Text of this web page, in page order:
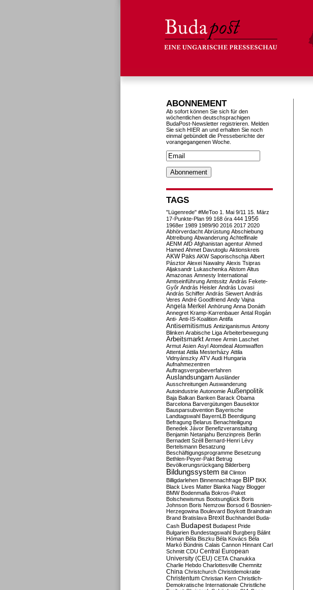
ABONNEMENT
Ab sofort können Sie sich für den
wöchentlichen deutschsprachigen
BudaPost-Newsletter registrieren. Melden
Sie sich HIER an und erhalten Sie noch
einmal gebündelt die Presseberichte der
vorangegangenen Woche.
TAGS
"Lügenrede" #MeToo 1. Mai 9/11 15. März
17-Punkte-Plan 99 168 óra 444 1956
1968er 1989 1989/90 2016 2017 2020
Abhörverdacht Abrüstung Abschiebung
Abtreibung Abwanderung Achtelfinale
AENM AfD Afghanistan agentur Ahmed
Hamed Ahmet Davutoglu Aktionskreis
AKW Paks AKW Saporischschja Albert
Pásztor Alexei Nawalny Alexis Tsipras
Aljaksandr Lukaschenka Alstom Altus
Amazonas Amnesty International
Amtseinführung Amtssitz András Fekete-
Győr András Heisler András Lovasi
András Schiffer András Siewert András
Veres André Goodfriend Andy Vajna
Angela Merkel Anhörung Anna Donáth
Annegret Kramp-Karrenbauer Antal Rogán
Anti- Anti-IS-Koalition Antifa
Antisemitismus Antiziganismus Antony
Blinken Arabische Liga Arbeiterbewegung
Arbeitsmarkt Armee Armin Laschet
Armut Asien Asyl Atomdeal Atomwaffen
Attentat Attila Mesterházy Attila
Vidnyánszky ATV Audi Hungaria
Aufnahmezentren
Auftragsvergabeverfahren
Auslandsungarn Ausländer
Ausschreitungen Auswanderung
Autoindustrie Autonomie Außenpolitik
Baja Balkan Banken Barack Obama
Barcelona Barvergütungen Bausektor
Bausparsubvention Bayerische
Landtagswahl BayernLB Beerdigung
Befragung Belarus Benachteiligung
Benedek Jávor Benefizveranstaltung
Benjamin Netanjahu Benzinpreis Berlin
Bernadett Széll Bernard-Henri Lévy
Bertelsmann Besatzung
Beschäftigungsprogramme Besetzung
Bethlen-Peyer-Pakt Betrug
Bevölkerungsrückgang Bilderberg
Bildungssystem Bill Clinton
Billigdarlehen Binnennachfrage BIP BKK
Black Lives Matter Blanka Nagy Blogger
BMW Bodenmafia Bokros-Paket
Bolschewismus Bootsunglück Boris
Johnson Boris Nemzow Borsod 6 Bosnien-
Herzegowina Boulevard Boykott Braindrain
Brand Bratislava Brexit Buchhandel Buda-
Cash Budapest Budapest Pride
Bulgarien Bundestagswahl Burgberg Bálint
Hóman Béla Biszku Béla Kovács Béla
Markó Bündnis Calais Cannon Hinnant Carl
Schmitt CDU Central European
University (CEU) CETA Chanukka
Charlie Hebdo Charlottesville Chemnitz
China Christchurch Christdemokratie
Christentum Christian Kern Christlich-
Demokratische Internationale Christliche